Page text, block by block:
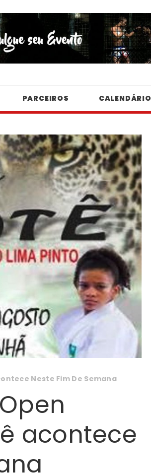
PARCEIROS CALENDÁRIO
Neste Fim De Semana
acontece